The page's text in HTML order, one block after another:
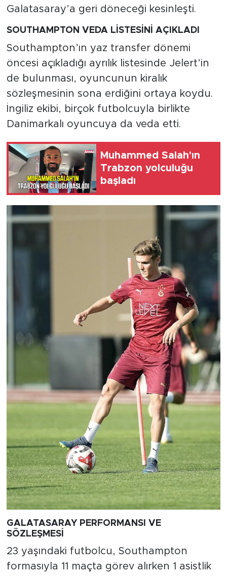
Galatasaray’a geri döneceği kesinleşti.
SOUTHAMPTON VEDA LİSTESİNİ AÇIKLADI
Southampton’ın yaz transfer dönemi
öncesi açıkladığı ayrılık listesinde Jelert’in
de bulunması, oyuncunun kiralık
sözleşmesinin sona erdiğini ortaya koydu.
İngiliz ekibi, birçok futbolcuyla birlikte
Danimarkalı oyuncuya da veda etti.
Muhammed Salah'ın
Trabzon yolculuğu
başladı
GALATASARAY PERFORMANSI VE
SÖZLEŞMESİ
23 yaşındaki futbolcu, Southampton
formasıyla 11 maçta görev alırken 1 asistlik